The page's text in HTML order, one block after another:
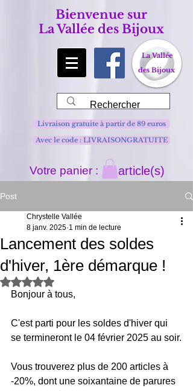
Bienvenue sur
La Vallée des Bijoux
La Vallée
des Bijoux
Avec le code : LIVRAISONGRATUITE
Livraison gratuite à partir de 89 euros
Votre panier : article(s)
Post
Lancement des soldes
d'hiver, 1ère démarque !
Chrystelle Vallée
8 janv. 2025 1 min de lecture
Noté NaN étoiles sur 5.
Bonjour à tous,
C'est parti pour les soldes d'hiver qui
se termineront le 04 février 2025 au soir.
Vous trouverez plus de 200 articles à
-20%, dont une soixantaine de parures